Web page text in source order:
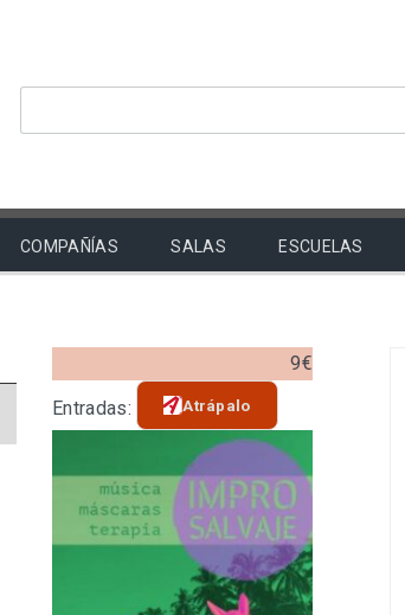
COMPAÑÍAS SALAS ESCUELAS
9€
Entradas:
Atrápalo